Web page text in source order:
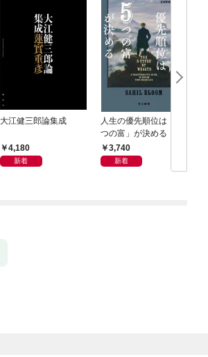
大江健三郎論集成
4,180
新着
人生の優先順位は「５
つの富」が決める
3,740
新着